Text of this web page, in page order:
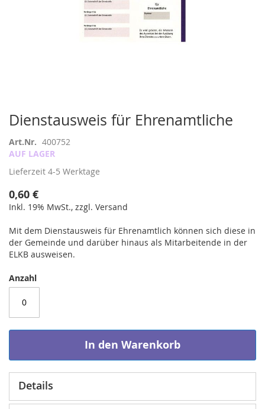
Dienstausweis für Ehrenamtliche
Art.Nr. 400752
AUF LAGER
Lieferzeit 4-5 Werktage
0,60 €
Inkl. 19% MwSt., zzgl. Versand
Mit dem Dienstausweis für Ehrenamtlich können sich diese in
der Gemeinde und darüber hinaus als Mitarbeitende in der
ELKB ausweisen.
Anzahl
In den Warenkorb
Zum
Anfang
der
Bildergalerie
Details